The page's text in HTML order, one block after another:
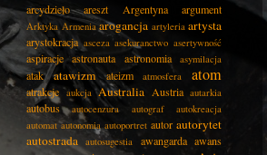
arcydzieło areszt Argentyna argument
Arktyka Armenia arogancja artyleria artysta
arystokracja asceza asekuranctwo asertywność
aspiracje astronauta astronomia asymilacja
atak atawizm ateizm atmosfera atom
atrakcje aukcja Australia Austria autarkia
autobus autocenzura autograf
autokreacja
automat autonomia autoportret autor autorytet
autostrada autosugestia awangarda awans